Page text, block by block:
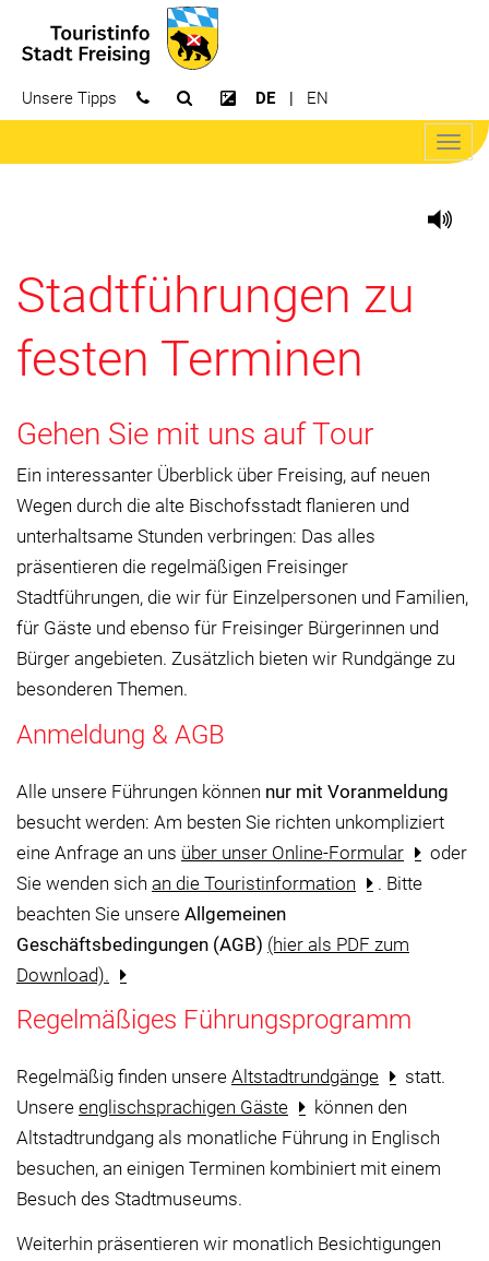
Unsere Tipps
Suchfeld öffnen
Kontrast erhöhen
DE EN
Stadtführungen zu
festen Terminen
Gehen Sie mit uns auf Tour
Ein interessanter Überblick über Freising, auf neuen
Wegen durch die alte Bischofsstadt flanieren und
unterhaltsame Stunden verbringen: Das alles
präsentieren die regelmäßigen Freisinger
Stadtführungen, die wir für Einzelpersonen und Familien,
für Gäste und ebenso für Freisinger Bürgerinnen und
Bürger angebieten. Zusätzlich bieten wir Rundgänge zu
besonderen Themen.
Anmeldung & AGB
Alle unsere Führungen können nur mit Voranmeldung
besucht werden: Am besten Sie richten unkompliziert
eine Anfrage an uns über unser Online-Formular
oder
Sie wenden sich an die Touristinformation
. Bitte
beachten Sie unsere Allgemeinen
Geschäftsbedingungen (AGB) (hier als PDF zum
Download).
Regelmäßiges Führungsprogramm
Regelmäßig finden unsere Altstadtrundgänge
statt.
Unsere englischsprachigen Gäste
können den
Altstadtrundgang als monatliche Führung in Englisch
besuchen, an einigen Terminen kombiniert mit einem
Besuch des Stadtmuseums.
Weiterhin präsentieren wir monatlich Besichtigungen